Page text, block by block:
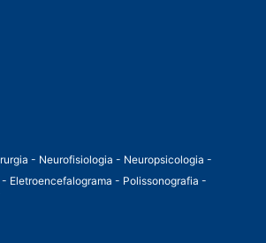
- Neurofisiologia - Neuropsicologia -
Eletroencefalograma - Polissonografia -